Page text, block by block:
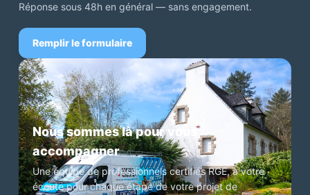
Réponse sous 48h en général — sans engagement.
Remplir le formulaire
Nous sommes là pour vous
accompagner
Une équipe de professionnels certifiés RGE, à votre
écoute pour chaque étape de votre projet de